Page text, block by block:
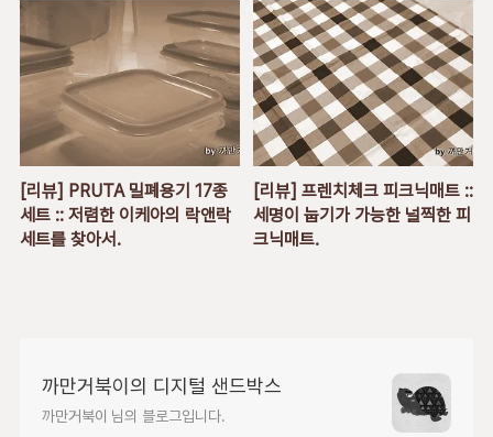
[리뷰] PRUTA 밀폐용기 17종
세트 :: 저렴한 이케아의 락앤락
세트를 찾아서.
[리뷰] 프렌치체크 피크닉매트 ::
세명이 눕기가 가능한 널찍한 피
크닉매트.
까만거북이의 디지털 샌드박스
까만거북이 님의 블로그입니다.